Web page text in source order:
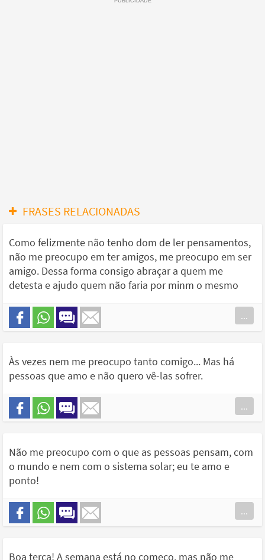
FRASES RELACIONADAS
Como felizmente não tenho dom de ler pensamentos,
não me preocupo em ter amigos, me preocupo em ser
amigo. Dessa forma consigo abraçar a quem me
detesta e ajudo quem não faria por minm o mesmo
...
Às vezes nem me preocupo tanto comigo... Mas há
pessoas que amo e não quero vê-las sofrer.
...
Não me preocupo com o que as pessoas pensam, com
o mundo e nem com o sistema solar; eu te amo e
ponto!
...
Boa terça! A semana está no começo, mas não me